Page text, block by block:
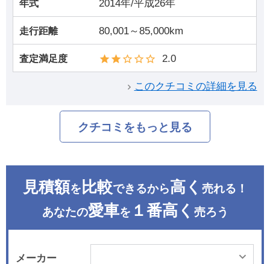
年式 2014年/平成26年
走行距離 80,001～85,000km
査定満足度 2.0
このクチコミの詳細を見る
クチコミをもっと見る
見積額を 比較できるから高く 売れる！
あなたの愛車を １番高く 売ろう
メーカー